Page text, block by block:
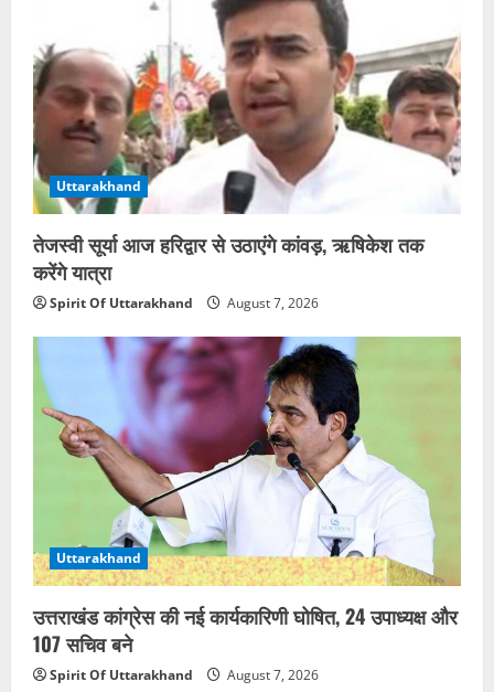
Uttarakhand
तेजस्वी सूर्या आज हरिद्वार से उठाएंगे कांवड़, ऋषिकेश तक
करेंगे यात्रा
Spirit Of Uttarakhand August 7, 2026
Uttarakhand
उत्तराखंड कांग्रेस की नई कार्यकारिणी घोषित, 24 उपाध्यक्ष और
107 सचिव बने
Spirit Of Uttarakhand August 7, 2026